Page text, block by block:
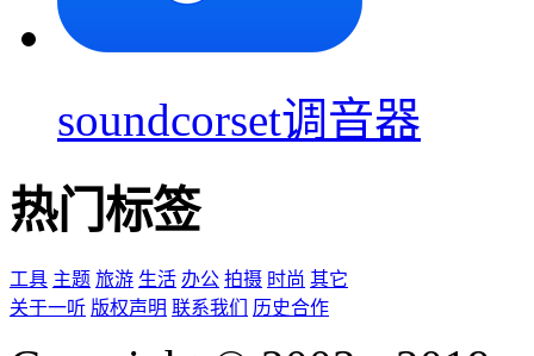
soundcorset调音器
热门标签
工具 主题 旅游 生活 办公 拍摄 时尚 其它
关于一听 版权声明 联系我们 历史合作